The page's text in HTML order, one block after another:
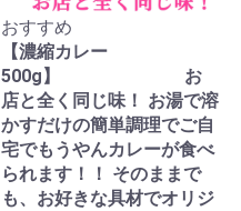
おすすめ
【濃縮カレー
500g】 お
店と全く同じ味！ お湯で溶
かすだけの簡単調理でご自
宅でもうやんカレーが食べ
られます！！ そのままで
も、お好きな具材でオリジ